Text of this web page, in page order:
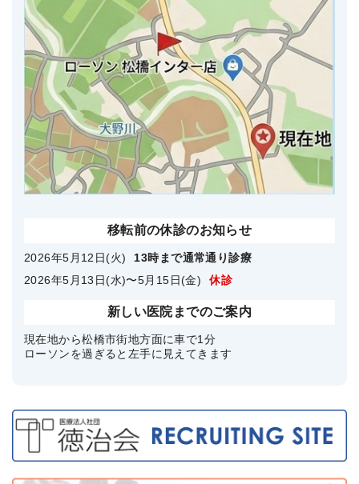
移転前の休診のお知らせ
2026年5月12日(火)
13時まで通常通り診療
2026年5月13日(水)〜5月15日(金)
休診
新しい医院までのご案内
現在地から松橋市街地方面に車で1分
ローソンを過ぎると左手に見えてきます